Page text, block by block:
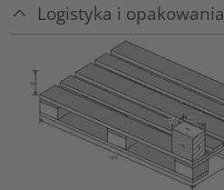
Logistyka i opakowania